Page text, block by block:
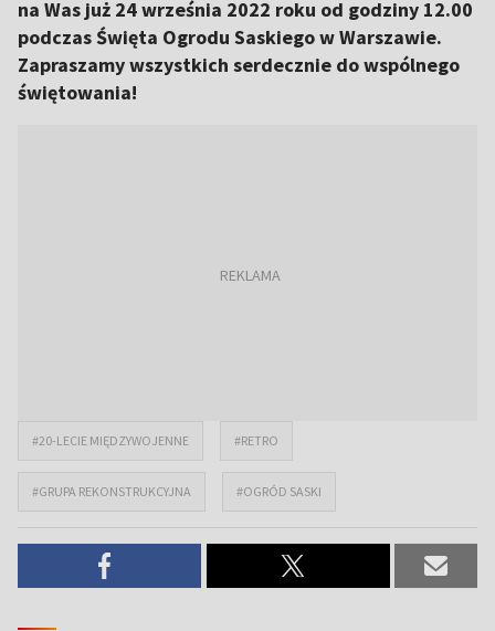
na Was już 24 września 2022 roku od godziny 12.00
podczas Święta Ogrodu Saskiego w Warszawie.
Zapraszamy wszystkich serdecznie do wspólnego
świętowania!
#20-LECIE MIĘDZYWOJENNE #RETRO
#GRUPA REKONSTRUKCYJNA #OGRÓD SASKI